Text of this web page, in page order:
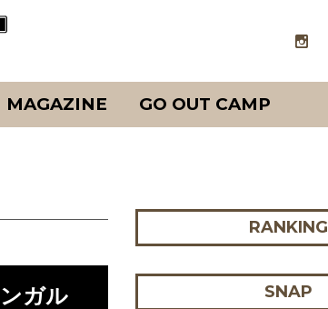
MAGAZINE GO OUT CAMP
ガル
RANKING
SNAP